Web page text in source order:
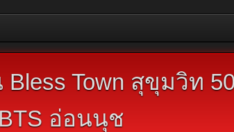
Town สุขุมวิท
อ่อนนุช